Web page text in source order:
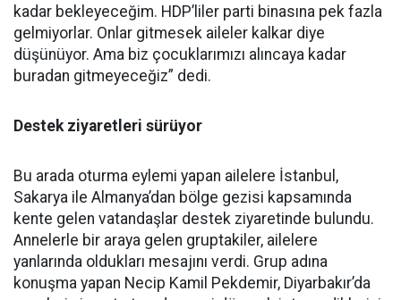
kadar bekleyeceğim. HDP’liler parti binasına pek fazla
gelmiyorlar. Onlar gitmesek aileler kalkar diye
düşünüyor. Ama biz çocuklarımızı alıncaya kadar
buradan gitmeyeceğiz” dedi.
Destek ziyaretleri sürüyor
Bu arada oturma eylemi yapan ailelere İstanbul,
Sakarya ile Almanya’dan bölge gezisi kapsamında
kente gelen vatandaşlar destek ziyaretinde bulundu.
Annelerle bir araya gelen gruptakiler, ailelere
yanlarında oldukları mesajını verdi. Grup adına
konuşma yapan Necip Kamil Pekdemir, Diyarbakır’da